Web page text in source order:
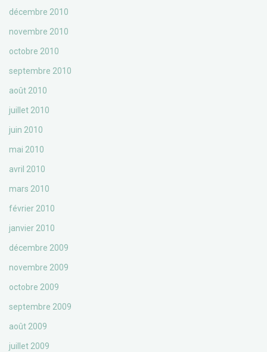
décembre 2010
novembre 2010
octobre 2010
septembre 2010
août 2010
juillet 2010
juin 2010
mai 2010
avril 2010
mars 2010
février 2010
janvier 2010
décembre 2009
novembre 2009
octobre 2009
septembre 2009
août 2009
juillet 2009